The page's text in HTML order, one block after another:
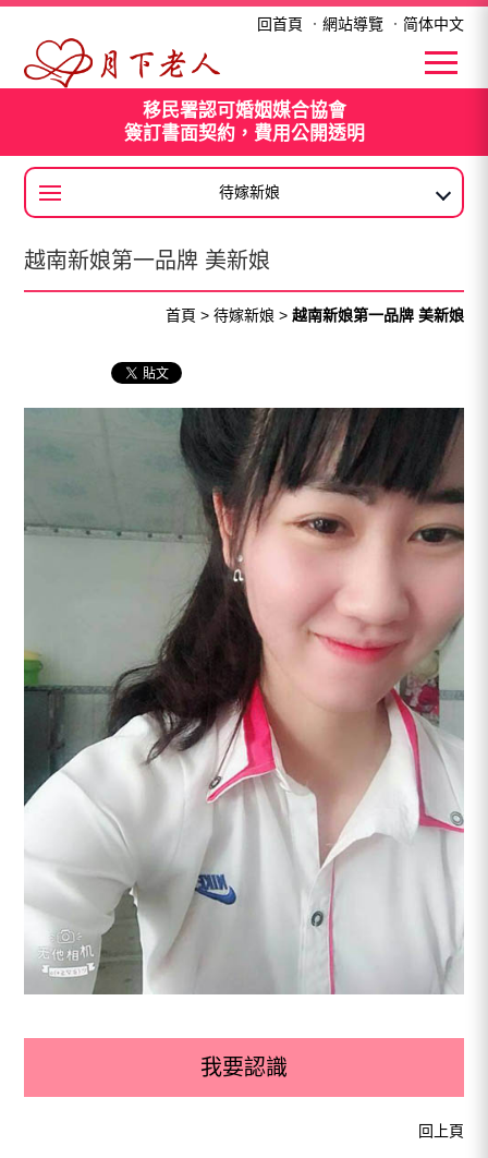
越南新娘第一品牌 美新娘
回首頁 ． 網站導覽． 简体中文
移民署認可婚姻媒合協會
簽訂書面契約，費用公開透明
待嫁新娘
大陸新娘
越南新娘第一品牌 美新娘
首頁 > 待嫁新娘 > 越南新娘第一品牌 美新娘
我要認識
回上頁